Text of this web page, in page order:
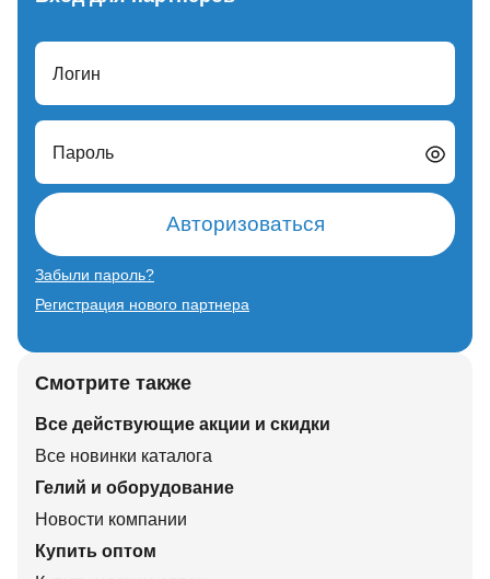
Логин
Пароль
Авторизоваться
Забыли пароль?
Регистрация нового партнера
Смотрите также
Все действующие акции и скидки
Все новинки каталога
Гелий и оборудование
Новости компании
Купить оптом